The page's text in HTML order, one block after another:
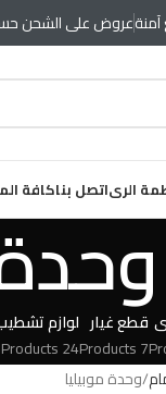
عروض على الشحن
الرىاتصل بناكافة
قطع غيار
7 Products
لوازم
24 Products
وحدة موبيليا